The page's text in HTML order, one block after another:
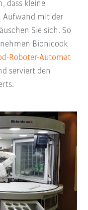
dass kleine
Aufwand mit der
Sie sich. So
Bionicook
Roboter-Automat
serviert den